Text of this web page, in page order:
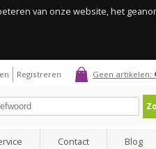
van onze website, het
Geen artikelen:
Registreren
Contact
Blog